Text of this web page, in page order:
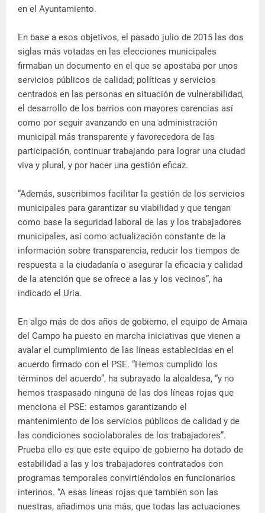
en el Ayuntamiento.
En base a esos objetivos, el pasado julio de 2015 las dos
siglas más votadas en las elecciones municipales
firmaban un documento en el que se apostaba por unos
servicios públicos de calidad; políticas y servicios
centrados en las personas en situación de vulnerabilidad,
el desarrollo de los barrios con mayores carencias así
como por seguir avanzando en una administración
municipal más transparente y favorecedora de las
participación, continuar trabajando para lograr una ciudad
viva y plural, y por hacer una gestión eficaz.
“Además, suscribimos facilitar la gestión de los servicios
municipales para garantizar su viabilidad y que tengan
como base la seguridad laboral de las y los trabajadores
municipales, así como actualización constante de la
información sobre transparencia, reducir los tiempos de
respuesta a la ciudadanía o asegurar la eficacia y calidad
de la atención que se ofrece a las y los vecinos”, ha
indicado el Uria.
En algo más de dos años de gobierno, el equipo de Amaia
del Campo ha puesto en marcha iniciativas que vienen a
avalar el cumplimiento de las líneas establecidas en el
acuerdo firmado con el PSE. “Hemos cumplido los
términos del acuerdo”, ha subrayado la alcaldesa, “y no
hemos traspasado ninguna de las dos líneas rojas que
menciona el PSE: estamos garantizando el
mantenimiento de los servicios públicos de calidad y de
las condiciones sociolaborales de los trabajadores”.
Prueba ello es que este equipo de gobierno ha dotado de
estabilidad a las y los trabajadores contratados con
programas temporales convirtiéndolos en funcionarios
interinos. “A esas líneas rojas que también son las
nuestras, añadimos una más, que todas las actuaciones